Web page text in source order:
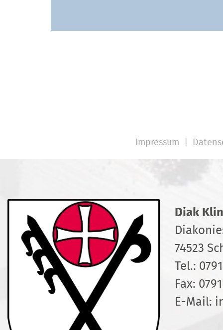
Impressum
Diak
74523
Tel.:
Fax:
E-Mail: